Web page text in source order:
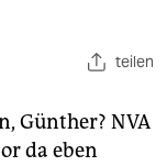
teilen
Günther? NVA
da eben